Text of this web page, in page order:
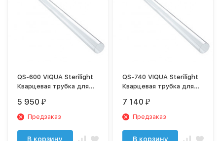
QS-600 VIQUA Sterilight
Кварцевая трубка для
5 950 ₽
Предзаказ
В корзину
QS-740 VIQUA Sterilight
Кварцевая трубка для
7 140 ₽
Предзаказ
В корзину